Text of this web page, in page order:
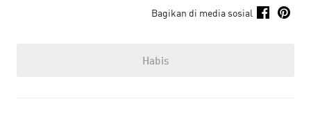
Bagikan di media sosial
Habis